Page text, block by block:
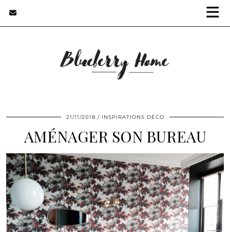
21/11/2018 INSPIRATIONS DÉCO
AMÉNAGER SON BUREAU